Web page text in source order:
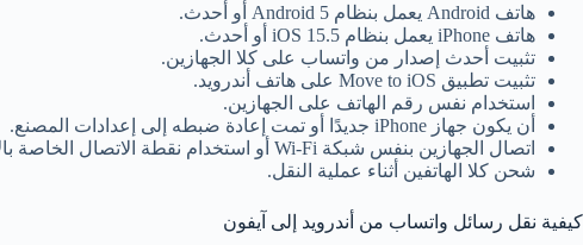
هاتف Android يعمل بنظام Android 5 أو أحدث.
هاتف iPhone يعمل بنظام iOS 15.5 أو أحدث.
تثبيت أحدث إصدار من واتساب على كلا الجهازين.
تثبيت تطبيق Move to iOS على هاتف أندرويد.
استخدام نفس رقم الهاتف على الجهازين.
أن يكون جهاز iPhone جديدًا أو تمت إعادة ضبطه إلى إعدادات المصنع.
اتصال الجهازين بنفس شبكة Wi-Fi أو استخدام نقطة الاتصال الخاصة بالآيفون.
شحن كلا الهاتفين أثناء عملية النقل.
كيفية نقل رسائل واتساب من أندرويد إلى آيفون